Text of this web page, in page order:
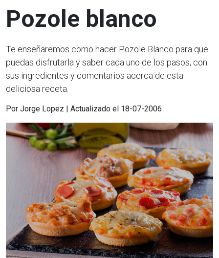
Pozole blanco
Te enseñaremos como hacer Pozole Blanco para que
puedas disfrutarla y saber cada uno de los pasos, con
sus ingredientes y comentarios acerca de esta
deliciosa receta.
Por Jorge Lopez | Actualizado el 18-07-2006